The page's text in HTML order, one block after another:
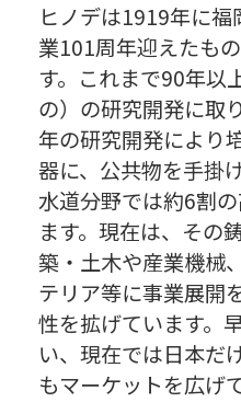
ヒノデは1919年に
業101周年迎えたも
す。これまで90年以
の）の研究開発に取
年の研究開発により
器に、公共物を手掛
水道分野では約6割
ます。現在は、その
築・土木や産業機械
テリア等に事業展開
性を拡げています。
い、現在では日本だ
もマーケットを広げ